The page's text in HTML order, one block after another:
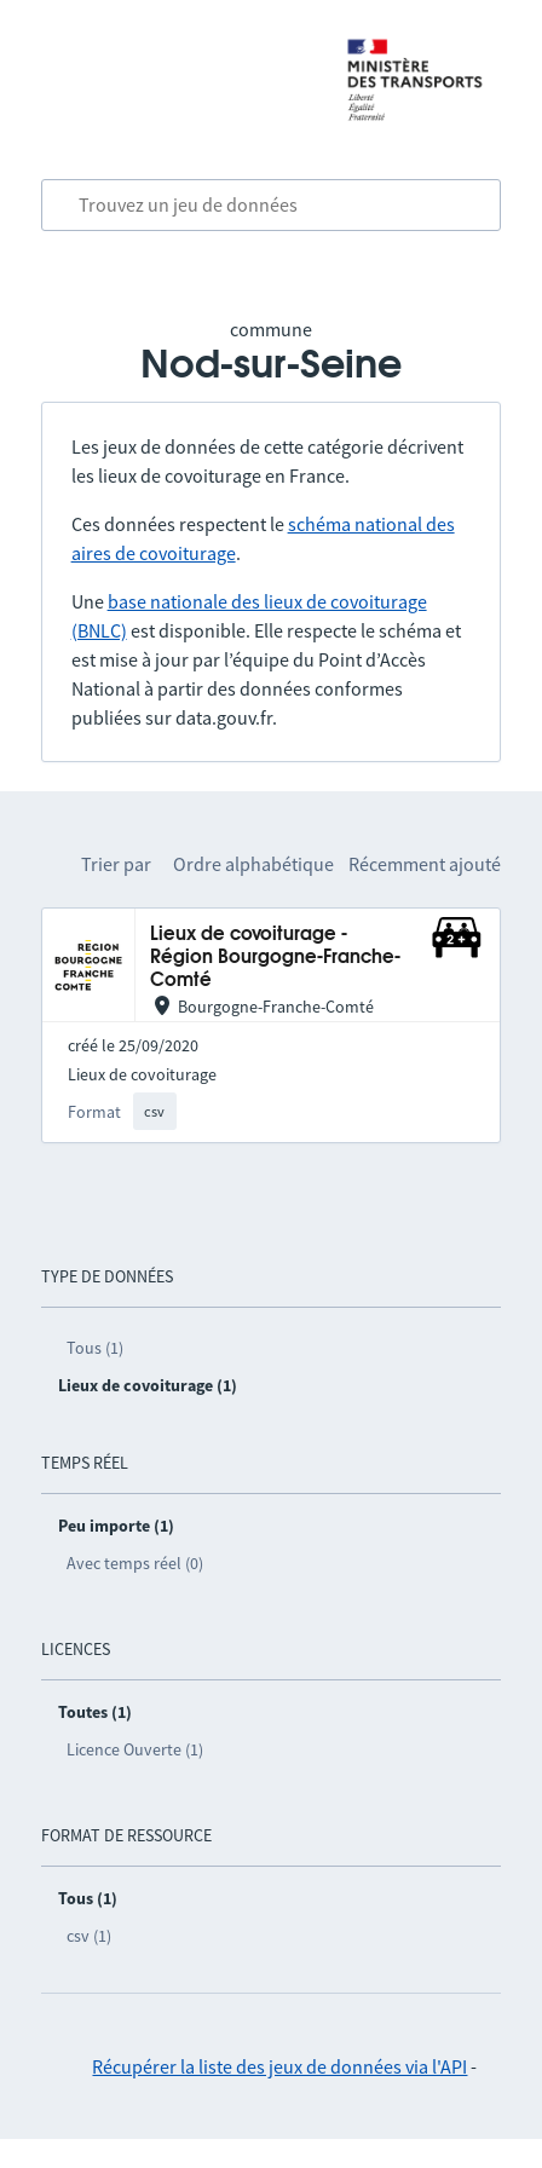
commune
Nod-sur-Seine
Les jeux de données de cette catégorie décrivent
les lieux de covoiturage en France.
Ces données respectent leschéma national des
aires de covoiturage.
Une base nationale des lieux de covoiturage
(BNLC) est disponible. Elle respecte le schéma et
est mise à jour par l’équipe du Point d’Accès
National à partir des données conformes
publiées sur data.gouv.fr.
TYPE DE DONNÉES
Tous (1)
Lieux de covoiturage (1)
TEMPS RÉEL
Peu importe (1)
Avec temps réel (0)
LICENCES
Toutes (1)
Licence Ouverte (1)
FORMAT DE RESSOURCE
Tous (1)
csv (1)
Trier par Ordre alphabétique Récemment ajouté
Lieux de covoiturage -
Région Bourgogne-Franche-
Comté
Bourgogne-Franche-Comté
créé le 25/09/2020
Format csv
Lieux de covoiturage
Récupérer la liste des jeux de données via l'API -